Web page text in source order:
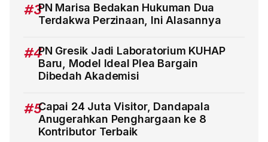
#3PN Marisa Bedakan Hukuman Dua
Terdakwa Perzinaan, Ini Alasannya
#4PN Gresik Jadi Laboratorium KUHAP
Baru, Model Ideal Plea Bargain
Dibedah Akademisi
#5Capai 24 Juta Visitor, Dandapala
Anugerahkan Penghargaan ke 8
Kontributor Terbaik